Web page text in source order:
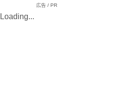
広告 / PR
Loading...